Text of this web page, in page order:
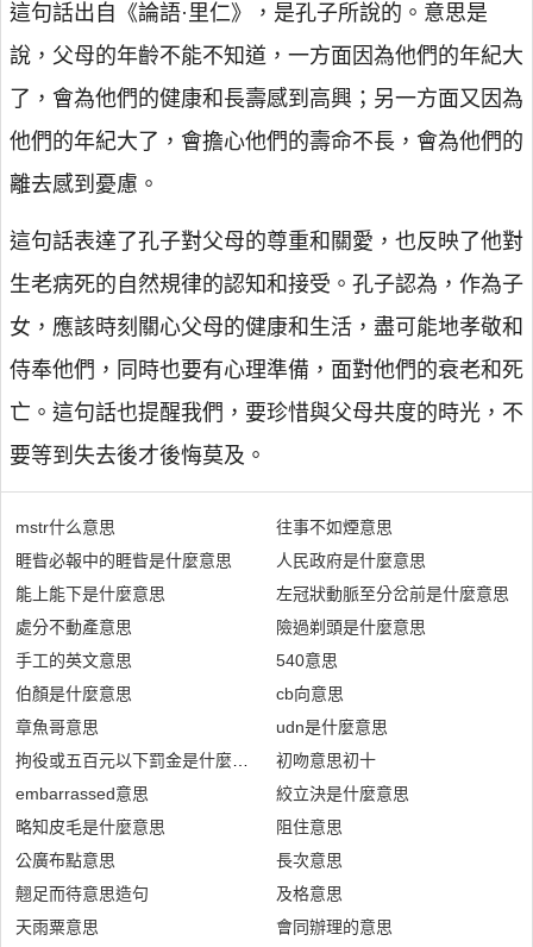
這句話出自《論語·里仁》，是孔子所說的。意思是
說，父母的年齡不能不知道，一方面因為他們的年紀大
了，會為他們的健康和長壽感到高興；另一方面又因為
他們的年紀大了，會擔心他們的壽命不長，會為他們的
離去感到憂慮。
這句話表達了孔子對父母的尊重和關愛，也反映了他對
生老病死的自然規律的認知和接受。孔子認為，作為子
女，應該時刻關心父母的健康和生活，盡可能地孝敬和
侍奉他們，同時也要有心理準備，面對他們的衰老和死
亡。這句話也提醒我們，要珍惜與父母共度的時光，不
要等到失去後才後悔莫及。
mstr什么意思
睚眥必報中的睚眥是什麼意思
能上能下是什麼意思
處分不動產意思
手工的英文意思
伯顏是什麼意思
章魚哥意思
拘役或五百元以下罰金是什麼意思
embarrassed意思
略知皮毛是什麼意思
公廣布點意思
翹足而待意思造句
天雨粟意思
往事不如煙意思
人民政府是什麼意思
左冠狀動脈至分岔前是什麼意思
險過剃頭是什麼意思
540意思
cb向意思
udn是什麼意思
初吻意思初十
絞立決是什麼意思
阻住意思
長次意思
及格意思
會同辦理的意思